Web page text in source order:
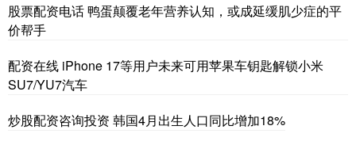
股票配资电话 鸭蛋颠覆老年营养认知，或成延缓肌少症的平
价帮手
配资在线 iPhone 17等用户未来可用苹果车钥匙解锁小米
SU7/YU7汽车
炒股配资咨询投资 韩国4月出生人口同比增加18%